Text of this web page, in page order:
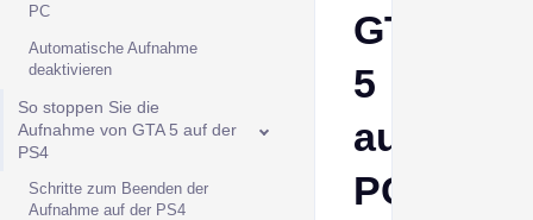
PC
Automatische Aufnahme
deaktivieren
So stoppen Sie die
Aufnahme von GTA 5 auf der
PS4
Schritte zum Beenden der
Aufnahme auf der PS4
GTA
5
auf
PC,